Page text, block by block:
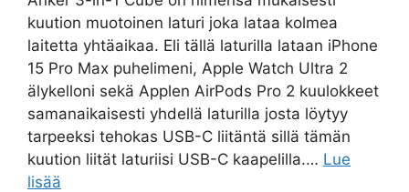
kuution muotoinen laturi joka lataa kolmea
laitetta yhtäaikaa. Eli tällä laturilla lataan iPhone
15 Pro Max puhelimeni, Apple Watch Ultra 2
älykelloni sekä Applen AirPods Pro 2 kuulokkeet
samanaikaisesti yhdellä laturilla josta löytyy
tarpeeksi tehokas USB-C liitäntä sillä tämän
kuution liität laturiisi USB-C kaapelilla.… Lue
lisää